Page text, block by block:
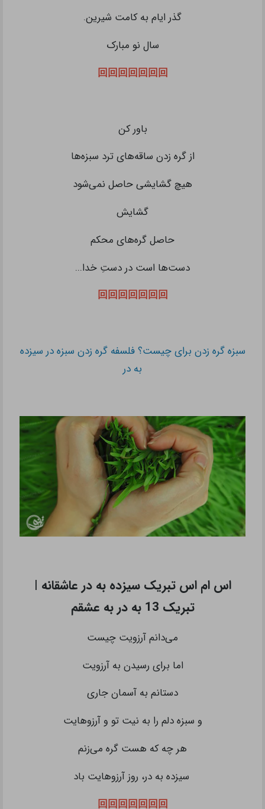
گذر ایام به کامت شیرین.
سال نو مبارک
回回回回回回回
‏باور کن
از گره زدن ساقه‌های ترد سبزه‌ها
هیچ گشایشی حاصل نمی‌شود
گشایش
حاصل گره‌های محکم
دست‌ها است در دستِ خدا...
回回回回回回回
سبزه گره زدن برای چیست؟ فلسفه گره زدن سبزه در سیزده
به در
اس ام اس تبریک سیزده به در عاشقانه |
تبریک 13 به در به عشقم
می‌‌دانم آرزویت چیست
اما برای رسیدن به آرزویت
دستانم به آسمان جاری
و سبزه دلم را به نیت تو و آرزوهایت
هر چه که هست گره می‌‌زنم
سیزده به در، روز آرزوهایت باد
回回回回回回回